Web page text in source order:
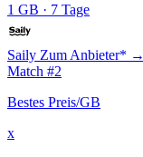
1 GB · 7 Tage
Saily Zum Anbieter* →
Match #2
Bestes Preis/GB
x